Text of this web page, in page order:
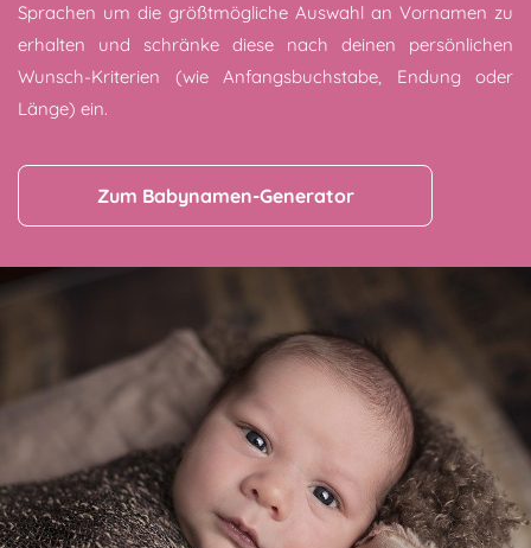
Sprachen um die größtmögliche Auswahl an Vornamen zu
erhalten und schränke diese nach deinen persönlichen
Wunsch-Kriterien (wie Anfangsbuchstabe, Endung oder
Länge) ein.
Zum Babynamen-Generator